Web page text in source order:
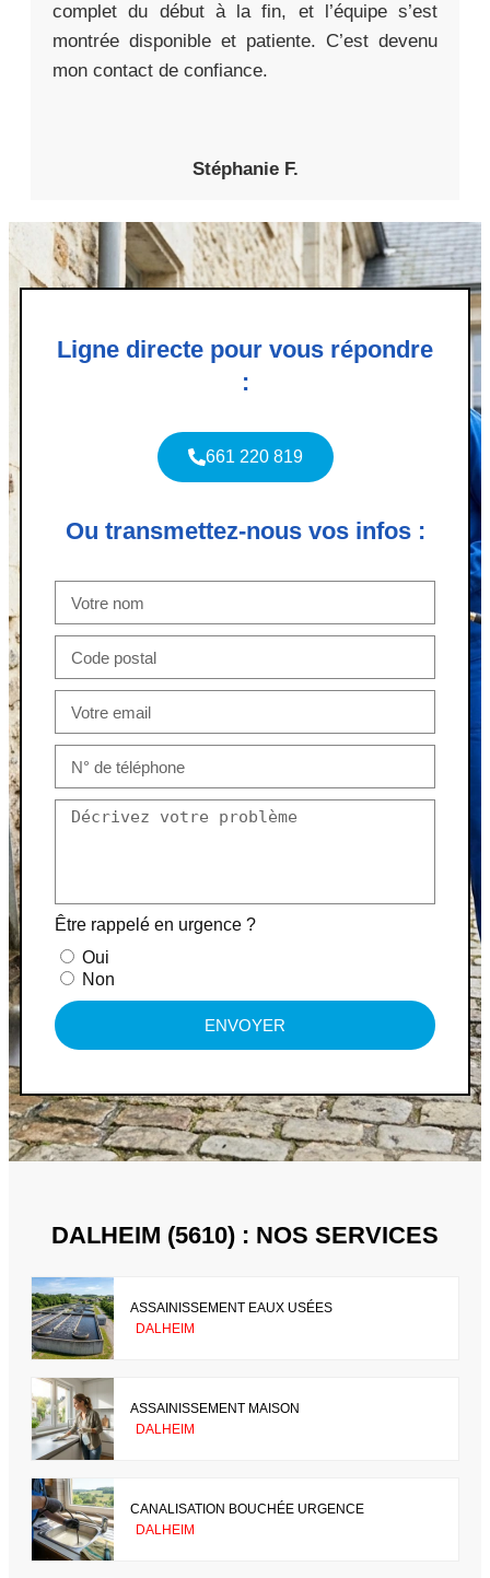
complet du début à la fin, et l’équipe s’est
montrée disponible et patiente. C’est devenu
mon contact de confiance.
Stéphanie F.
Ligne directe pour vous répondre
:
661 220 819
Ou transmettez-nous vos infos :
Être rappelé en urgence ?
Oui
Non
ENVOYER
DALHEIM (5610) : NOS SERVICES
ASSAINISSEMENT EAUX USÉES
DALHEIM
ASSAINISSEMENT MAISON
DALHEIM
CANALISATION BOUCHÉE URGENCE
DALHEIM